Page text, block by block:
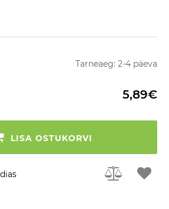
Tarneaeg: 2-4 päeva
5,89€
LISA OSTUKORVI